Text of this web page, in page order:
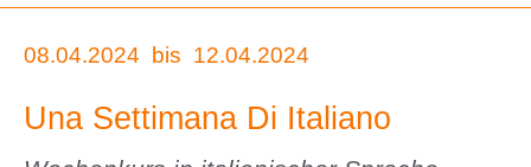
08.04.2024 bis 12.04.2024
Una Settimana Di Italiano